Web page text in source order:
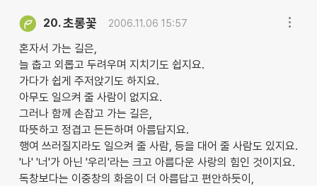
20.초롱꽃 2006.11.06 15:57
혼자서 가는 길은,
늘 춥고 외롭고 두려우며 지치기도 쉽지요.
가다가 쉽게 주저앉기도 하지요.
아무도 일으켜 줄 사람이 없지요.
그러나 함께 손잡고 가는 길은,
따뜻하고 정겹고 든든하며 아름답지요.
행여 쓰러질지라도 일으켜 줄 사람, 등을 대어 줄 사람도 있지요.
'나' '너'가 아닌 '우리'라는 크고 아름다운 사랑의 힘인 것이지요.
독창보다는 이중창의 화음이 더 아름답고 편안하듯이,